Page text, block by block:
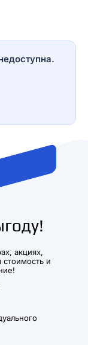
акциях,
стоимость и